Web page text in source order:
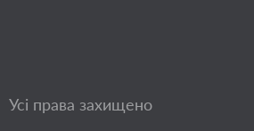
Усі права захищено